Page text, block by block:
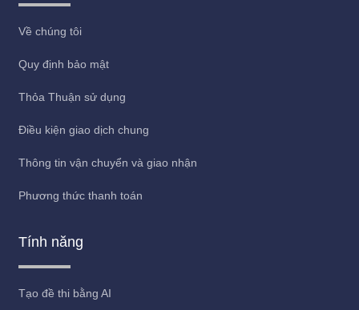
Về chúng tôi
Quy định bảo mật
Thỏa Thuận sử dụng
Điều kiện giao dịch chung
Thông tin vận chuyển và giao nhận
Phương thức thanh toán
Tính năng
Tạo đề thi bằng AI